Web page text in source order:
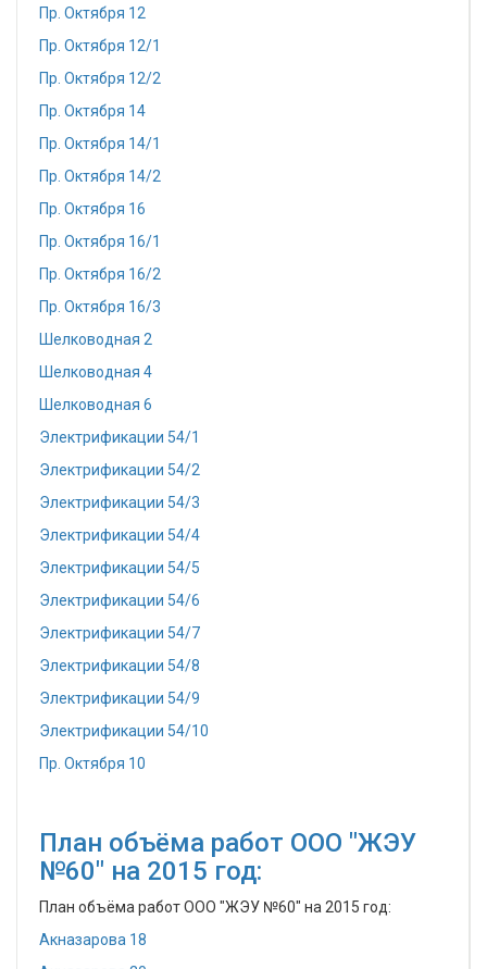
Пр. Октября 12
Пр. Октября 12/1
Пр. Октября 12/2
Пр. Октября 14
Пр. Октября 14/1
Пр. Октября 14/2
Пр. Октября 16
Пр. Октября 16/1
Пр. Октября 16/2
Пр. Октября 16/3
Шелководная 2
Шелководная 4
Шелководная 6
Электрификации 54/1
Электрификации 54/2
Электрификации 54/3
Электрификации 54/4
Электрификации 54/5
Электрификации 54/6
Электрификации 54/7
Электрификации 54/8
Электрификации 54/9
Электрификации 54/10
Пр. Октября 10
План объёма работ ООО "ЖЭУ
№60" на 2015 год:
План объёма работ ООО "ЖЭУ №60" на 2015 год:
Акназарова 18